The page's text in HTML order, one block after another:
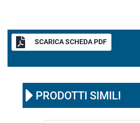
SCARICA SCHEDA PDF
PRODOTTI SIMILI